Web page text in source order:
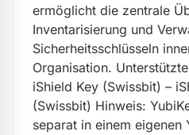
ermöglicht die zentrale
Inventarisierung und
Sicherheitsschlüsseln
Organisation.
iShield Key (Swissbit) –
(Swissbit) Hinweis:
separat in einem eigenen